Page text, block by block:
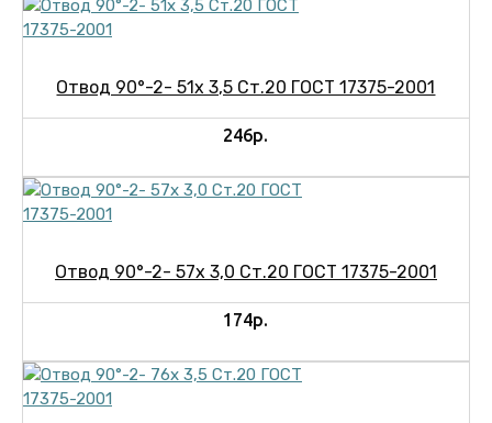
Отвод 90°-2- 51х 3,5 Ст.20 ГОСТ 17375-2001
246р.
Отвод 90°-2- 57х 3,0 Ст.20 ГОСТ 17375-2001
174р.